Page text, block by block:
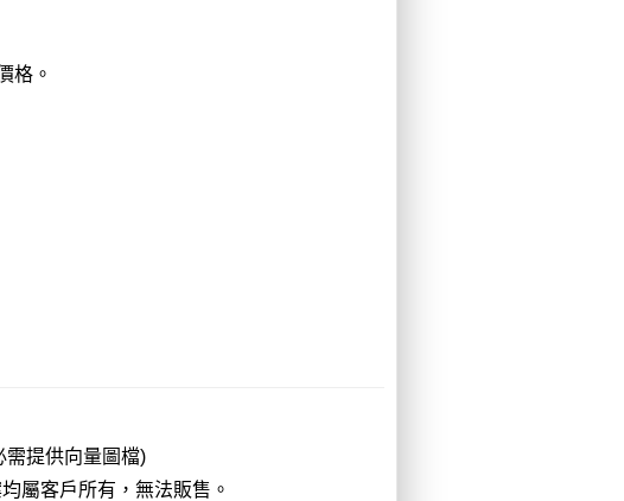
格。
提供向量圖檔)
屬客戶所有，無法販售。